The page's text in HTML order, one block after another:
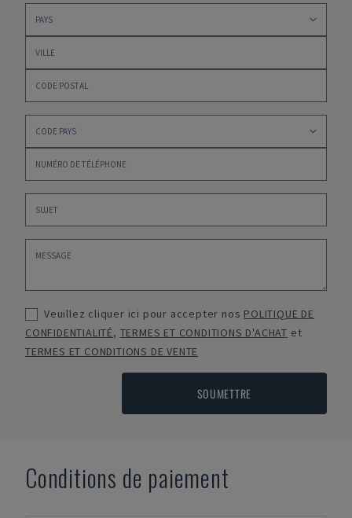
Veuillez cliquer ici pour accepter nos POLITIQUE DE
CONFIDENTIALITÉ, TERMES ET CONDITIONS D'ACHAT et
TERMES ET CONDITIONS DE VENTE
SOUMETTRE
Conditions de paiement